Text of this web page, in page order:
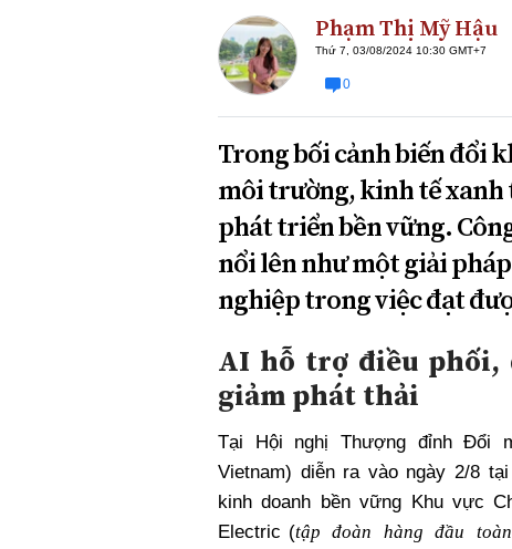
Phạm Thị Mỹ Hậu
Thứ 7, 03/08/2024 10:30 GMT+7
0
Trong bối cảnh biến đổi
môi trường, kinh tế xanh
phát triển bền vững.
nổi lên như một giải
nghiệp trong việc đạt
AI hỗ trợ điều
giảm phát thải
Tại Hội nghị Thượng đỉnh Đổi
Vietnam) diễn ra vào ngày 2/8
kinh doanh bền vững Khu vực
Electric (tập đoàn hàng đầu